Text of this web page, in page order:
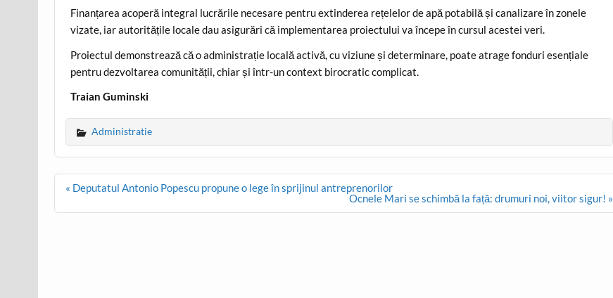
Finanțarea acoperă integral lucrările necesare pentru extinderea rețelelor de apă potabilă și canalizare în zonele
vizate, iar autoritățile locale dau asigurări că implementarea proiectului va începe în cursul acestei veri.
Proiectul demonstrează că o administrație locală activă, cu viziune și determinare, poate atrage fonduri esențiale
pentru dezvoltarea comunității, chiar și într-un context birocratic complicat.
Traian Guminski
Administratie
Post
navigation
« Deputatul Antonio Popescu propune o lege în sprijinul antreprenorilor
Ocnele Mari se schimbă la față: drumuri noi, viitor sigur! »